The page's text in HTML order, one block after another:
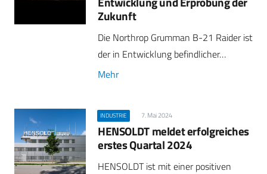
Zukunft
Die Northrop Grumman B-21 Raider ist
der in Entwicklung befindlicher…
Mehr
INDUSTRIE 7. Mai 2024
HENSOLDT meldet erfolgreiches
erstes Quartal 2024
HENSOLDT ist mit einer positiven